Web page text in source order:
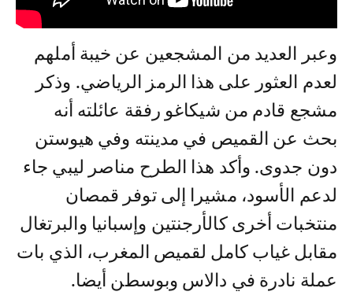
وعبر العديد من المشجعين عن خيبة أملهم
لعدم العثور على هذا الرمز الرياضي. وذكر
مشجع قادم من شيكاغو رفقة عائلته أنه
بحث عن القميص في مدينته وفي هيوستن
دون جدوى. وأكد هذا الطرح مناصر ليبي جاء
لدعم الأسود، مشيرا إلى توفر قمصان
منتخبات أخرى كالأرجنتين وإسبانيا والبرتغال
مقابل غياب كامل لقميص المغرب، الذي بات
عملة نادرة في دالاس وبوسطن أيضا.